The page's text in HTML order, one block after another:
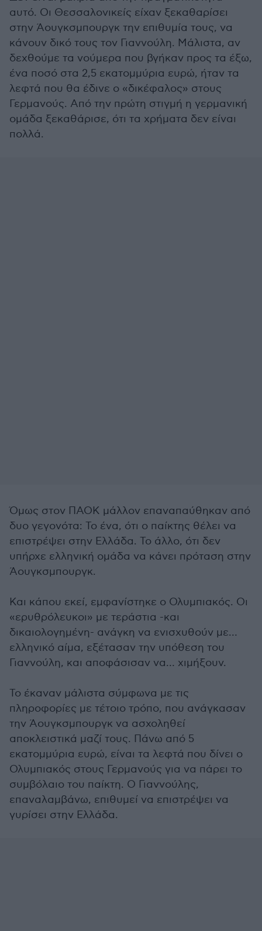
αυτό. Οι Θεσσαλονικείς είχαν ξεκαθαρίσει
στην Άουγκσμπουργκ την επιθυμία τους, να
κάνουν δικό τους τον Γιαννούλη. Μάλιστα, αν
δεχθούμε τα νούμερα που βγήκαν προς τα έξω,
ένα ποσό στα 2,5 εκατομμύρια ευρώ, ήταν τα
λεφτά που θα έδινε ο «δικέφαλος» στους
Γερμανούς. Από την πρώτη στιγμή η γερμανική
ομάδα ξεκαθάρισε, ότι τα χρήματα δεν είναι
πολλά.
Όμως στον ΠΑΟΚ μάλλον επαναπαύθηκαν από
δυο γεγονότα: Το ένα, ότι ο παίκτης θέλει να
επιστρέψει στην Ελλάδα. Το άλλο, ότι δεν
υπήρχε ελληνική ομάδα να κάνει πρόταση στην
Άουγκσμπουργκ.
Και κάπου εκεί, εμφανίστηκε ο Ολυμπιακός. Οι
«ερυθρόλευκοι» με τεράστια -και
δικαιολογημένη- ανάγκη να ενισχυθούν με…
ελληνικό αίμα, εξέτασαν την υπόθεση του
Γιαννούλη, και αποφάσισαν να… χιμήξουν.
Το έκαναν μάλιστα σύμφωνα με τις
πληροφορίες με τέτοιο τρόπο, που ανάγκασαν
την Άουγκσμπουργκ να ασχοληθεί
αποκλειστικά μαζί τους. Πάνω από 5
εκατομμύρια ευρώ, είναι τα λεφτά που δίνει ο
Ολυμπιακός στους Γερμανούς για να πάρει το
συμβόλαιο του παίκτη. Ο Γιαννούλης,
επαναλαμβάνω, επιθυμεί να επιστρέψει να
γυρίσει στην Ελλάδα.